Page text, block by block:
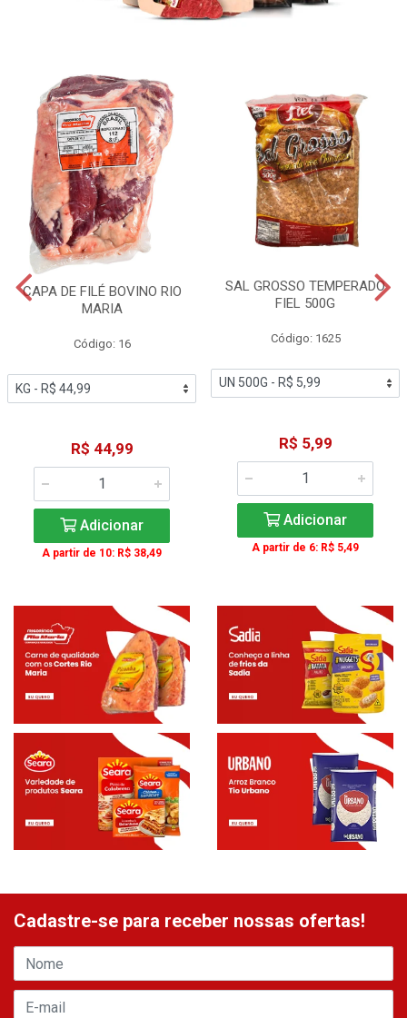
CAPA DE FILÉ BOVINO RIO
MARIA
Código: 16
R$ 44,99
Adicionar
A partir de 10: R$ 38,49
SAL GROSSO TEMPERADO
FIEL 500G
Código: 1625
R$ 5,99
Adicionar
A partir de 6: R$ 5,49
Cadastre-se para receber nossas ofertas!